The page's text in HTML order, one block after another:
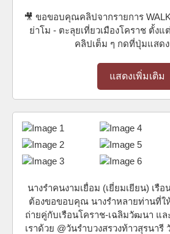
🎥 ขอขอบคุณคลิปจากรายการ
ย่าโม - ตะลุยเที่ยวเมืองโคราช ตั้ง
คลิปเต็ม ๆ กดที่ปุ่มแสดง
แสดงเพิ่มเติม
นางรำคนงามเยื่อม (เยี่ยมเยียน) เรื
ต้องขอขอบคุณ นางรำหลายท่านที่ใ
ถ่ายคู่กับเรือนโคราช-เฉลิมวัฒนา แ
เราด้วย @วันรำบวงสรวงท้าวสุรนา